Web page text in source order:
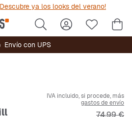
ya los looks del verano!
Envío con UPS
IVA incluido, si procede, más
gastos de envío
Precio
74,99 €